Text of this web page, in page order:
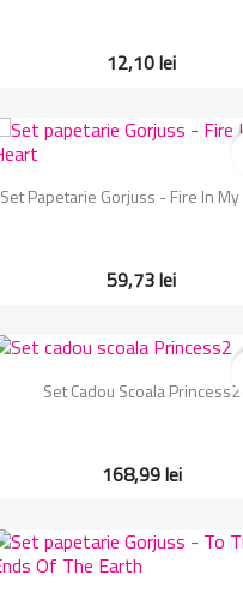
12,10 lei
Set Papetarie Gorjuss - Fire In
59,73 lei
Set Cadou Scoala Princess2
168,99 lei